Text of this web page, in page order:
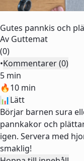
Gutes pannkis och
Av Guttemat
(0)
•Kommentarer (0)
5 min
🔥10 min
📊Lätt
Börjar barnen sura
pannkakor och
igen. Servera med
smaklig!